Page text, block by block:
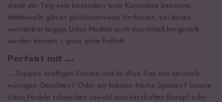
damit der Teig eine besonders feste Konsistenz bekommt.
Mittlerweile gibt es glücklicherweise Verfahren, bei denen
wunderbar teigige Udon Nudeln auch maschinell hergestellt
werden können – ganz ohne Fußtritt.
Perfekt mit ...
… Suppen, kräftigen Saucen und im Wok. Fan von herzhaft-
würzigen Gerichten? Oder am liebsten frische Speisen? Unsere
Udon Nudeln schmecken sowohl zum herzhaften Eintopf oder